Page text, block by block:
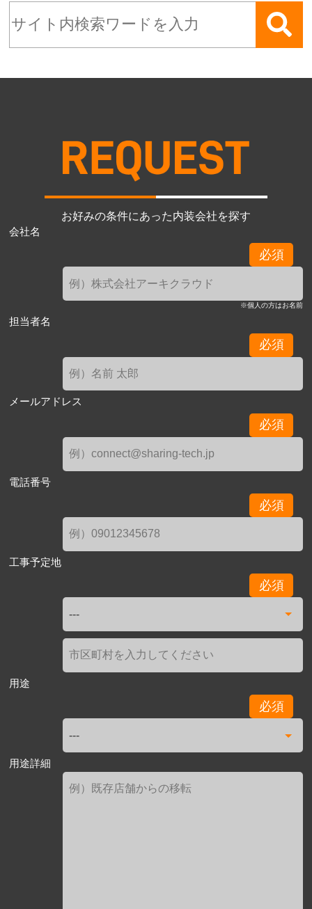
お好みの条件にあった内装会社を探す
会社名
必須
※個人の方はお名前
担当者名
必須
メールアドレス
必須
電話番号
必須
工事予定地
必須
用途
必須
用途詳細